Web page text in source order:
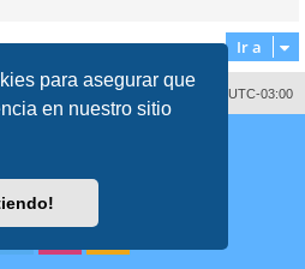
para asegurar que
en nuestro sitio
Ir a
Todos los horarios son UTC-03:00
Borrar cookies
© phpBB Limited